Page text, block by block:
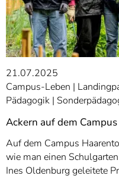
21.07.2025
Campus-Leben
Pädagogik
Ackern auf dem Campus
Auf dem Campus
wie man einen
Ines Oldenburg geleitete